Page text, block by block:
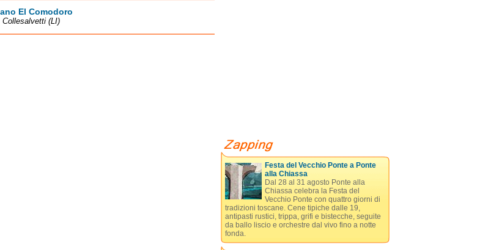
El Comodoro
(LI)
Festa del Vecchio Ponte a Ponte
alla Chiassa
Dal 28 al 31 agosto Ponte alla
Chiassa celebra la Festa del
Vecchio Ponte con quattro giorni di
tradizioni toscane. Cene tipiche dalle 19,
antipasti rustici, trippa, grifi e bistecche, seguite
da ballo liscio e orchestre dal vivo fino a notte
fonda.